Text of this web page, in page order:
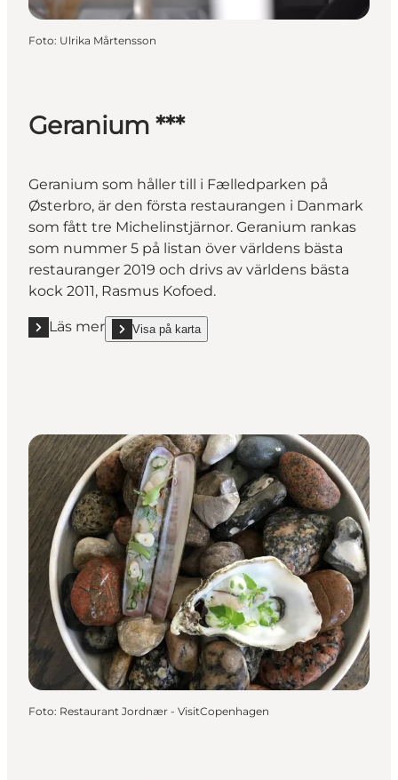
Foto: Ulrika Mårtensson
Geranium ***
Geranium som håller till i Fælledparken på
Østerbro, är den första restaurangen i Danmark
som fått tre Michelinstjärnor. Geranium rankas
som nummer 5 på listan över världens bästa
restauranger 2019 och drivs av världens bästa
kock 2011, Rasmus Kofoed.
Läs mer
Läs mer "Geranium ***"
Visa på karta
show Geranium *** on_map
Foto: Restaurant Jordnær - VisitCopenhagen